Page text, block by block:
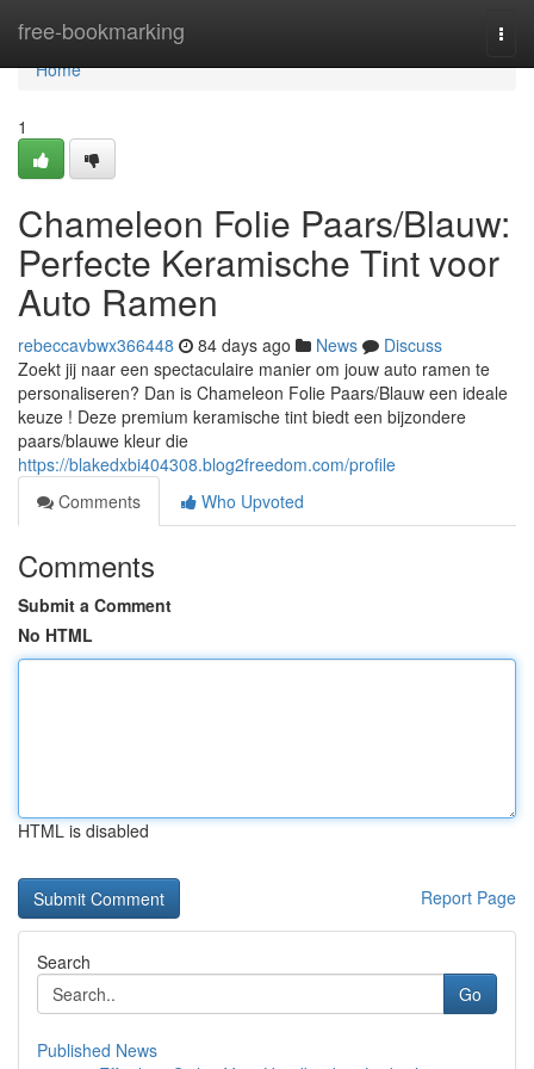
free-bookmarking
Home
Home
1
Chameleon Folie Paars/Blauw:
Perfecte Keramische Tint voor
Auto Ramen
rebeccavbwx366448 84 days ago News
Discuss
Zoekt jij naar een spectaculaire manier om jouw auto ramen te
personaliseren? Dan is Chameleon Folie Paars/Blauw een ideale
keuze ! Deze premium keramische tint biedt een bijzondere
paars/blauwe kleur die
https://blakedxbi404308.blog2freedom.com/profile
Comments
Who Upvoted
Comments
Submit a Comment
No HTML
HTML is disabled
Report Page
Search
Go
Published News